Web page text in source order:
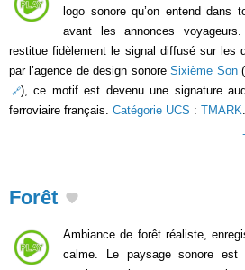
logo sonore qu’on entend dans
avant les annonces
restitue fidèlement le signal diffusé sur les
par l’agence de design sonoreSixième Son(
), ce motif est devenu une signature
ferroviaire français. Catégorie UCS : TMARK
Forêt
Ambiance de forêt réaliste,
calme. Le paysage sonore